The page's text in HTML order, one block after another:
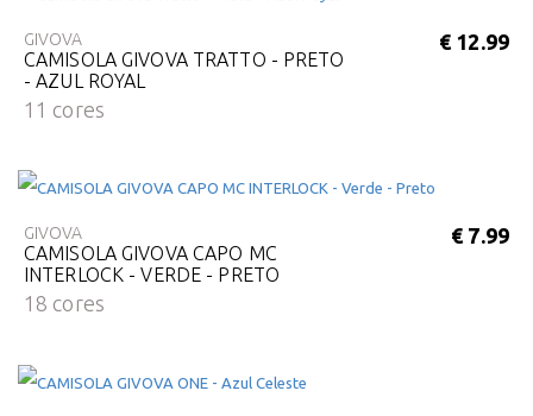
GIVOVA
CAMISOLA GIVOVA TRATTO - PRETO
- AZUL ROYAL
11 cores
€ 12.99
GIVOVA
CAMISOLA GIVOVA CAPO MC
INTERLOCK - VERDE - PRETO
18 cores
€ 7.99